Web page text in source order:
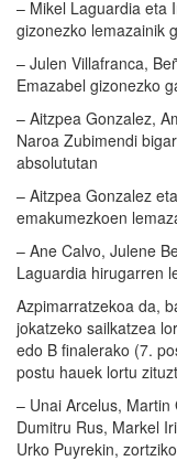
– Mikel Laguardia eta
gizonezko lemazainik
– Julen Villafranca,
Emazabel gizonezko
– Aitzpea Gonzalez,
Naroa Zubimendi
absolututan
– Aitzpea Gonzalez
emakumezkoen
– Ane Calvo, Julene
Laguardia hirugarren
Azpimarratzekoa da,
jokatzeko sailkatzea
edo B finalerako (7.
postu hauek lortu
– Unai Arcelus,
Dumitru Rus, Markel
Urko Puyrekin,